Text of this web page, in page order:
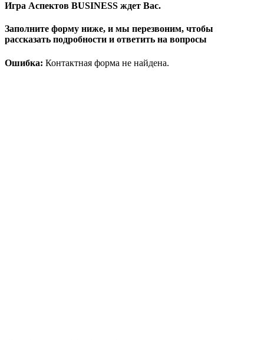
Игра Аспектов BUSINESS ждет Вас.
Заполните форму ниже, и мы перезвоним, чтобы
рассказать подробности и ответить на вопросы
Ошибка: Контактная форма не найдена.